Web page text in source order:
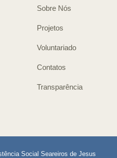
Sobre Nós
Projetos
Voluntariado
Contatos
Transparência
Social Seareiros de Jesus